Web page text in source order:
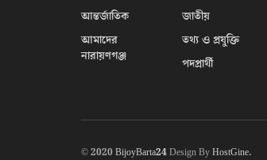
আন্তর্জাতিক
আমাদের
নারায়ণগঞ্জ
জাতীয়
তথ্য ও প্রযুক্তি
পদপ্রার্থী
© 2020BijoyBarta24Design ByHostGine.